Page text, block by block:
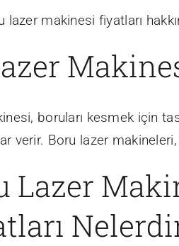
lazer makinesi fiyatları
boruları kesmek için
verir. Boru lazer
Lazer